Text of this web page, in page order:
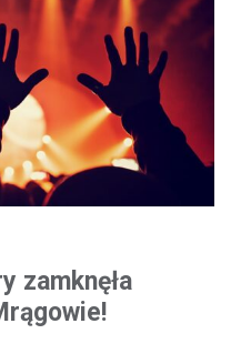
zamknęła